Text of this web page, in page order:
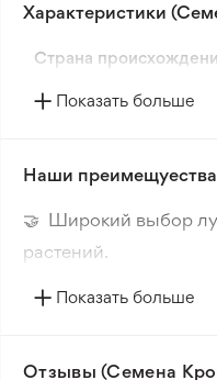
составляет 35-40
быстрорастущим и
кулинарии. Семена
гарантирует их
Характеристики
Страна
Показать больше
Наши преимещуества
🤝 Широкий выбор
растений.
🔥 Новые сорта.
Показать больше
Отзывы (Семена